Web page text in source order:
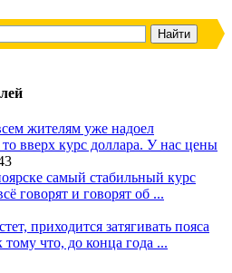
жителям уже надоел
вверх курс доллара. У нас цены
самый стабильный курс
говорят и говорят об ...
приходится затягивать пояса
тому что, до конца года ...